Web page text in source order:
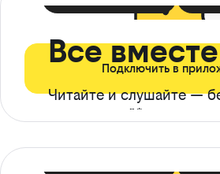
Все вместе
Читайте и слушайте —
ограничений*
Подключить в